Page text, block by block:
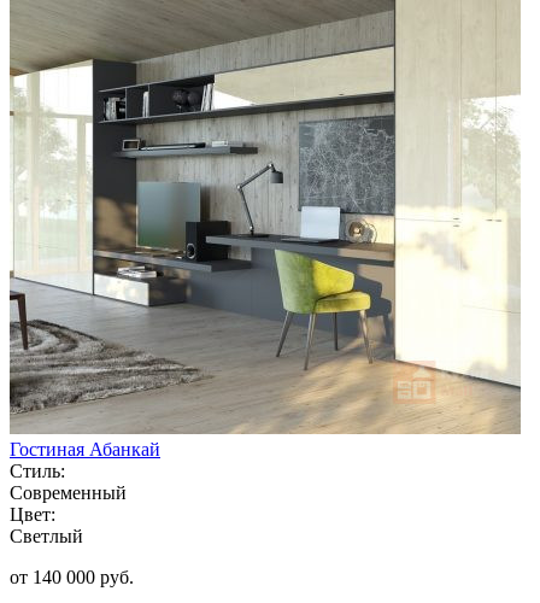
Гостиная Абанкай
Стиль:
Современный
Цвет:
Светлый
от 140 000 руб.